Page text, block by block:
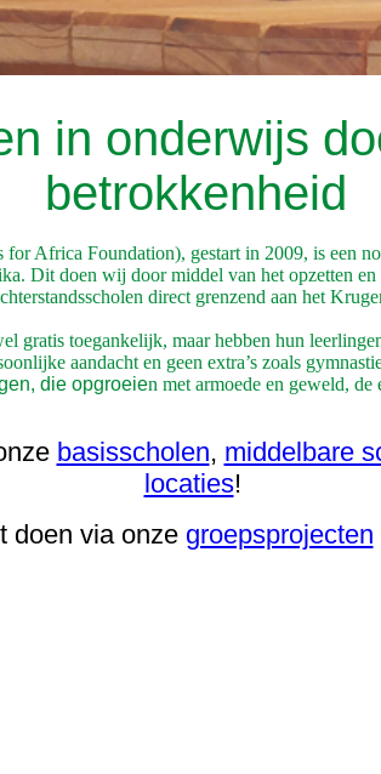
in onderwijs
betrokkenheid
Africa Foundation), gestart in 2009, is een
Dit doen wij door middel van het opzetten en
direct grenzend aan het
gratis toegankelijk, maar hebben hun
aandacht en geen extra’s zoals
die opgroeien met armoede en geweld, de
basisscholen, middelbare
locaties!
doen via onze groepsprojecten